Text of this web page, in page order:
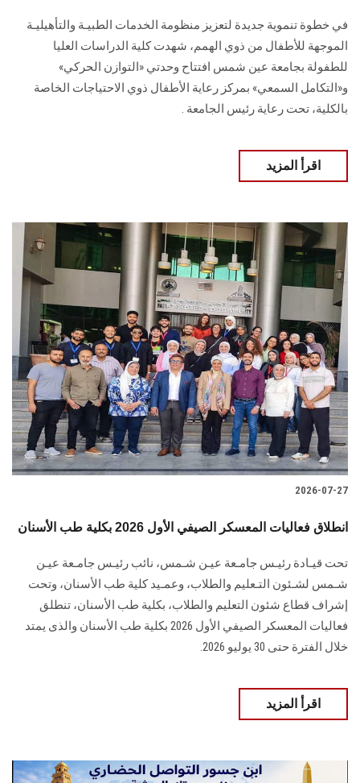
في خطوة تنموية جديدة لتعزيز منظومة الخدمات الطبيـة والتأهيليـة
الموجهة للأطفال من ذوي الهمم، شهدت كلية الدراسات العليا
للطفولة بجامعة عين شمس افتتاح وحدتي «التوازن الحركي»
و«التكامل السمعي» بمركز رعاية الأطفال ذوي الاحتياجات الخاصة
بالكلية، تحت رعاية رئيس الجامعة .
اقرأ المزيد
2026-07-27
انطلاق فعاليات المعسكر الصيفي الأول 2026 بكلية طب الأسنان
تحت قيـادة رئيـس جامـعة عيـن شـمس، نائب رئيـس جامـعة عيـن
شـمس لشـئون التـعليم والطلاب، وعمـيد كلية طب الأسنان، وتحت
إشراف قطاع شئون التعليم والطلاب، بكلية طب الأسنان، تنطلق
فعاليات المعسكر الصيفي الأول 2026 بكلية طب الأسنان والذى يمتد
خلال الفترة حتى 30 يوليو 2026.
اقرأ المزيد